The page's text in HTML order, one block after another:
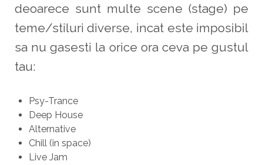
deoarece sunt multe scene (stage) pe
teme/stiluri diverse, incat este imposibil
sa nu gasesti la orice ora ceva pe gustul
tau:
Psy-Trance
Deep House
Alternative
Chill (in space)
Live Jam